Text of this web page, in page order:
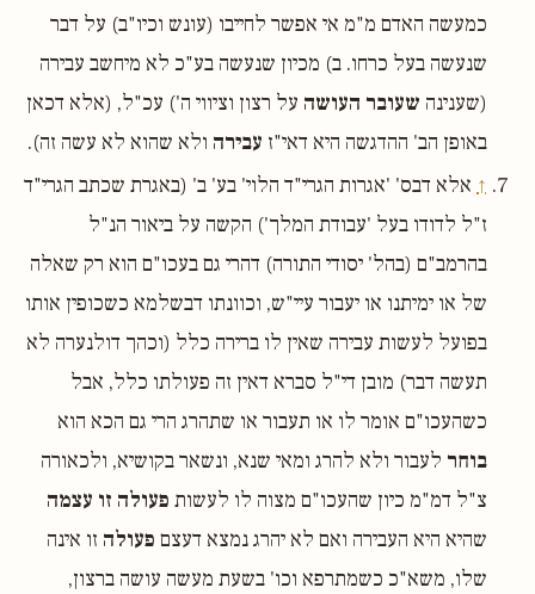
כמעשה האדם מ"מ אי אפשר לחייבו (עונש וכיו"ב) על דבר
שנעשה בעל כרחו. ב) מכיון שנעשה בע"כ לא מיחשב עבירה
(שענינה שעובר העושה על רצון וציווי ה') עכ"ל, (אלא דכאן
באופן הב' ההדגשה היא דאי"ז עבירה ולא שהוא לא עשה זה).
↑ אלא דבס' 'אגרות הגרי"ד הלוי' בע' ב' (באגרת שכתב הגרי"ד
ז"ל לדודו בעל 'עבודת המלך') הקשה על ביאור הנ"ל
בהרמב"ם (בהל' יסודי התורה) דהרי גם בעכו"ם הוא רק שאלה
של או ימיתנו או יעבור עיי"ש, וכוונתו דבשלמא כשכופין אותו
בפועל לעשות עבירה שאין לו ברירה כלל (וכהך דולנערה לא
תעשה דבר) מובן די"ל סברא דאין זה פעולתו כלל, אבל
כשהעכו"ם אומר לו או תעבור או שתהרג הרי גם הכא הוא
בוחר לעבור ולא להרג ומאי שנא, ונשאר בקושיא, ולכאורה
צ"ל דמ"מ כיון שהעכו"ם מצוה לו לעשות פעולה זו עצמה
שהיא היא העבירה ואם לא יהרג נמצא דעצם פעולה זו אינה
שלו, משא"כ כשמתרפא וכו' בשעת מעשה עושה ברצון,